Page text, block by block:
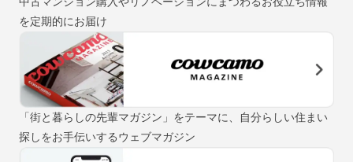
を定期的にお届け
「街と暮らしの先輩マガジン」をテーマに、自分らしい住まい
探しをお手伝いするウェブマガジン